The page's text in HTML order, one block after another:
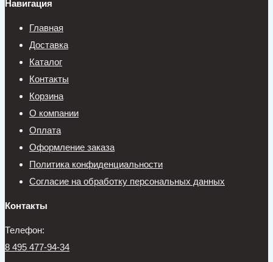
Навигация
Главная
Доставка
Каталог
Контакты
Корзина
О компании
Оплата
Оформление заказа
Политика конфиденциальности
Согласие на обработку персональных данных
Контакты
Телефон:
8 495 477-94-34